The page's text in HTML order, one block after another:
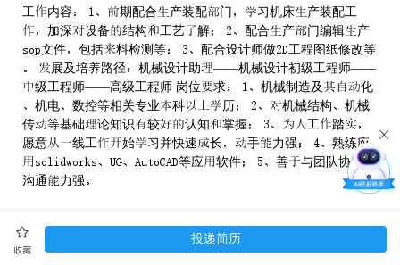
工内容 期配合产装配门习机床产装配工
加深设备结构工艺解 配合产门编辑产
文件包括料检测等 配合设计师做工程图纸修改等
 展及培养路径机械设计助——机械设计初级工程师——
级工程师——高级工程师 岗位求 机械制造及化
机电数控等相关专业科历 机械结构机械
传等基础论知识较认知掌握 工踏
愿意线工始习并快速长手力强 熟练应
等应软件 善与团队协
沟通力强
单位简介
收藏
投递简历